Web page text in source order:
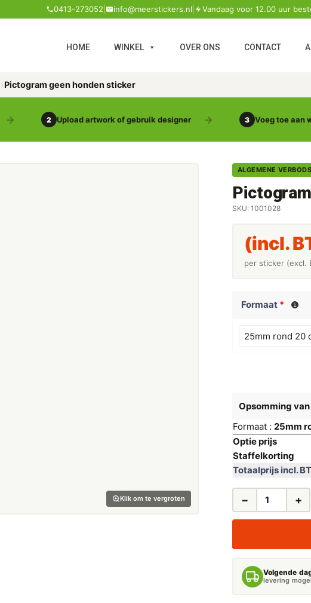
0413-273052 info@meerstickers.nl Vandaag voor 12.00 uur
HOME WINKEL OVER ONS CONTACT
›Pictogram geen honden sticker
2 Upload artwork of gebruik designer 3 Voeg toe aan
Klik om te vergroten
ALGEMENE
SKU: 1001028
(incl.
per sticker (excl.
Formaat *
Opsomming
Formaat : 25mm
Optie prijs
Staffelkorting
Totaalprijs incl.
PICTOGRAM
− +
Volgende
levering